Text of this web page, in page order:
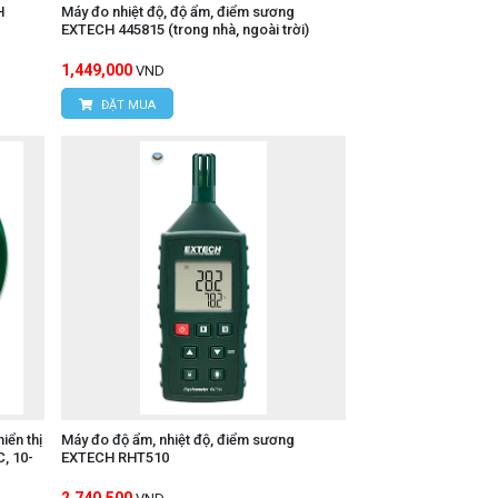
không phải thay pin hoặc lo lắng về
làm quen và triển khai bộ ghi dữ
trường yêu cầu kiểm soát chất lượng
bảo vệ các sản phẩm nhạy cảm và tiết
Máy đo nhiệt độ, độ ẩm, điểm sương
EXTECH 445815 (trong nhà, ngoài trời)
1,449,000 VND
ĐẶT MUA
thị
10-
Máy đo độ ẩm, nhiệt độ, điểm sương
EXTECH RHT510